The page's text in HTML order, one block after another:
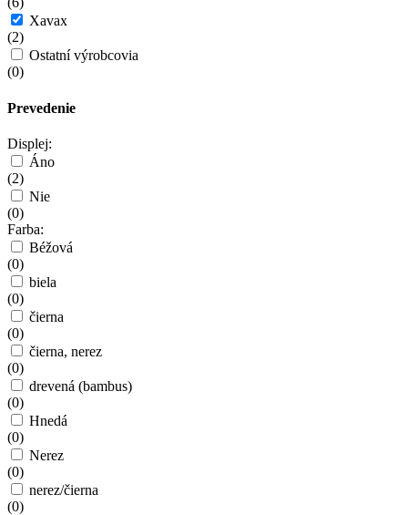
Xavax
(2)
Ostatní výrobcovia
(0)
Prevedenie
Displej:
Áno
(2)
Nie
(0)
Farba:
Béžová
(0)
biela
(0)
čierna
(0)
čierna, nerez
(0)
drevená (bambus)
(0)
Hnedá
(0)
Nerez
(0)
nerez/čierna
(0)